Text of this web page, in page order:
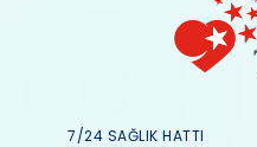
7/24 SAĞLIK HATTI